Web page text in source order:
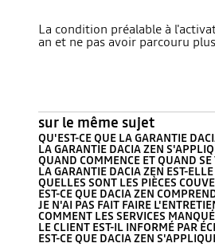
La condition préalable à
an et ne pas avoir parcouru
sur le même sujet
QU'EST-CE QUE LA GARANTIE
LA GARANTIE DACIA ZEN
QUAND COMMENCE ET QUAND
LA GARANTIE DACIA ZEN EST-
QUELLES SONT LES PIÈCES
EST-CE QUE DACIA ZEN
JE N'AI PAS FAIT FAIRE
COMMENT LES SERVICES
LE CLIENT EST-IL INFORMÉ PAR
EST-CE QUE DACIA ZEN